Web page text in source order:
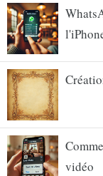
vidéo